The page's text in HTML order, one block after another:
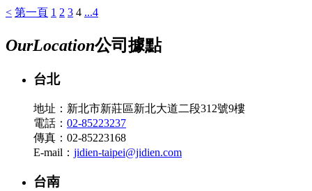
< 第一頁 1 2 3 4 ...4
OurLocation公司據點
台北
地址：新北市新莊區新北大道二段312號9樓
電話： 02-85223237
傳真：02-85223168
E-mail： jidien-taipei@jidien.com
台南